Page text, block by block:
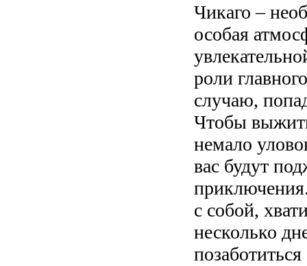
Чикаго –
особая
роли
случаю,
Чтобы
немало
вас будут
с собой,
несколько